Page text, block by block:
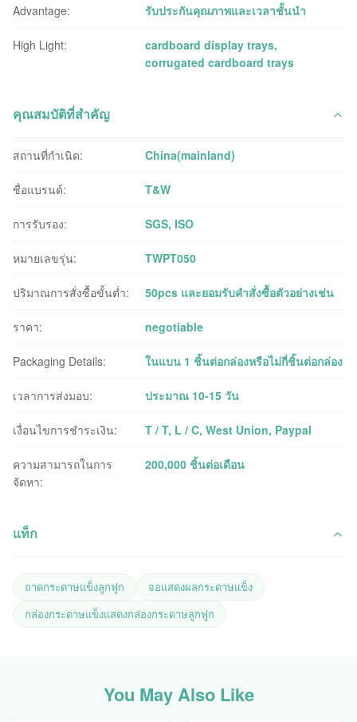
Advantage: รับประกันคุณภาพและเวลาชั้นนำ
High Light: cardboard display trays,
corrugated cardboard trays
คุณสมบัติที่สำคัญ
สถานที่กำเนิด: China(mainland)
ชื่อแบรนด์: T&W
การรับรอง: SGS, ISO
หมายเลขรุ่น: TWPT050
ปริมาณการสั่งซื้อขั้นต่ำ: 50pcs และยอมรับคำสั่งซื้อตัวอย่างเช่น
ราคา: negotiable
Packaging Details: ในแบน 1 ชิ้นต่อกล่องหรือไม่กี่ชิ้นต่อกล่อง
เวลาการส่งมอบ: ประมาณ 10-15 วัน
เงื่อนไขการชำระเงิน: T / T, L / C, West Union, Paypal
ความสามารถในการ
จัดหา:
200,000 ชิ้นต่อเดือน
แท็ก
ถาดกระดาษแข็งลูกฟูก
จอแสดงผลกระดาษแข็ง
กล่องกระดาษแข็งแสดงกล่องกระดาษลูกฟูก
You May Also Like